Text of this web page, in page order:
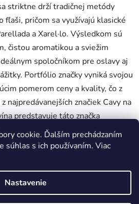
cookie. Ďalším prechádzaním
s ich používaním. Viac
Nastavenie
striktne drží tradičnej metódy
fľaši, pričom sa využívajú klasické
a Xarel·lo. Výsledkom sú
čistou aromatikou a sviežim
spoločníkom pre oslavy aj
Portfólio značky vyniká svojou
pomerom ceny a kvality, čo z
najpredávanejších značiek Cavy na
predstavuje táto značka
každého pohára prináša kúsok
španielskeho temperamentu.
Jaume Serra